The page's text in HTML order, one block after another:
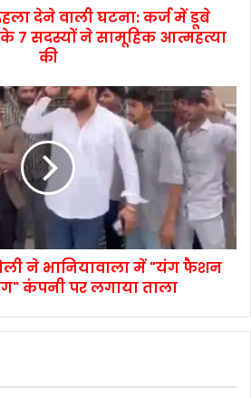
देने वाली घटना: कर्ज में डूबे
के 7 सदस्यों ने सामूहिक आत्महत्या
की
ने भानियावाला में "यंग फैशन
कंपनी पर लगाया ताला